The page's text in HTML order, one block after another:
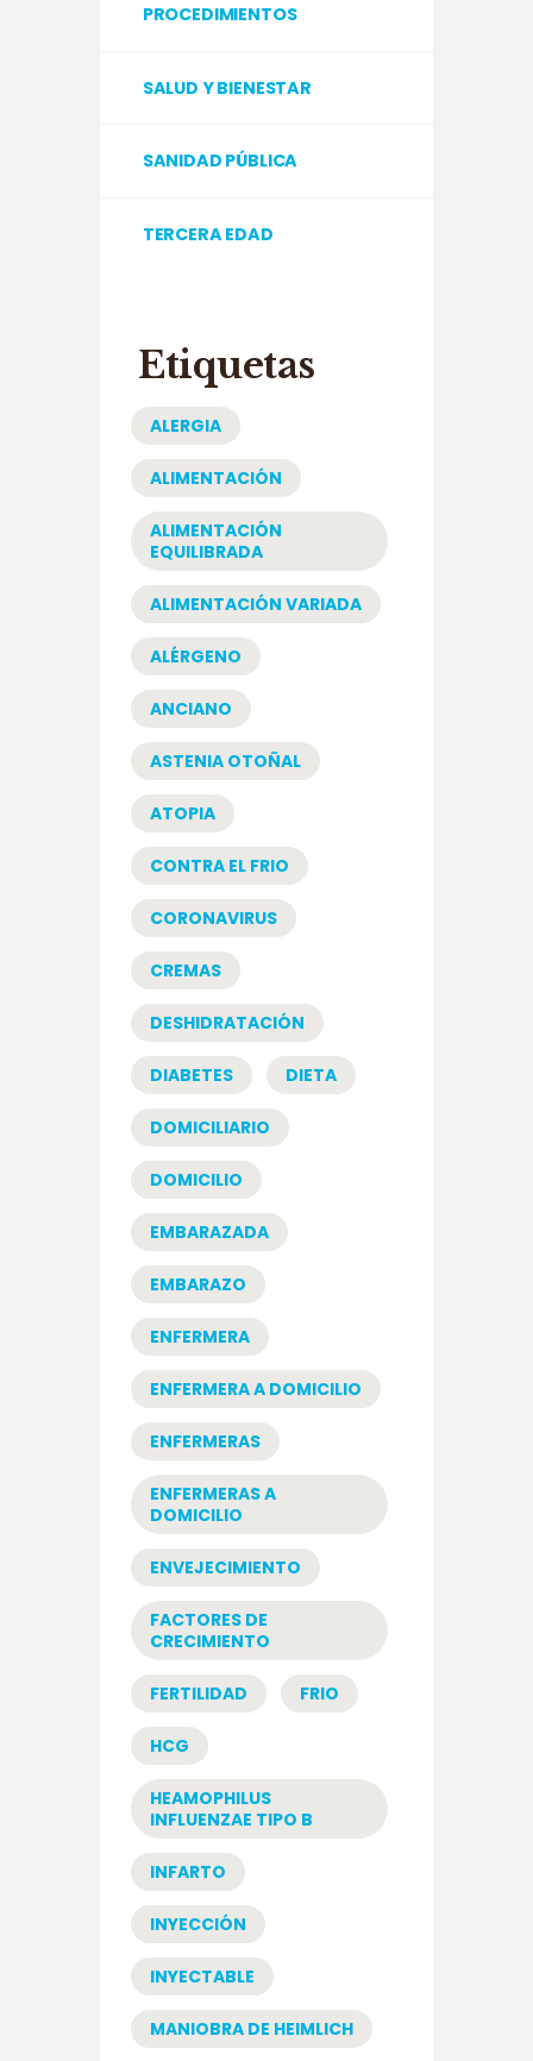
PROCEDIMIENTOS
SALUD Y BIENESTAR
SANIDAD PÚBLICA
TERCERA EDAD
Etiquetas
ALERGIA
ALIMENTACIÓN
ALIMENTACIÓN
EQUILIBRADA
ALIMENTACIÓN VARIADA
ALÉRGENO
ANCIANO
ASTENIA OTOÑAL
ATOPIA
CONTRA EL FRIO
CORONAVIRUS
CREMAS
DESHIDRATACIÓN
DIABETES DIETA
DOMICILIARIO
DOMICILIO
EMBARAZADA
EMBARAZO
ENFERMERA
ENFERMERA A DOMICILIO
ENFERMERAS
ENFERMERAS A
DOMICILIO
ENVEJECIMIENTO
FACTORES DE
CRECIMIENTO
FERTILIDAD FRIO
HCG
HEAMOPHILUS
INFLUENZAE TIPO B
INFARTO
INYECCIÓN
INYECTABLE
MANIOBRA DE HEIMLICH